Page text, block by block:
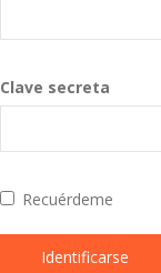
Clave secreta
Recuérdeme
Identificarse